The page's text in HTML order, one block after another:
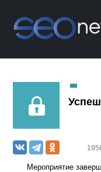
Мероприятие